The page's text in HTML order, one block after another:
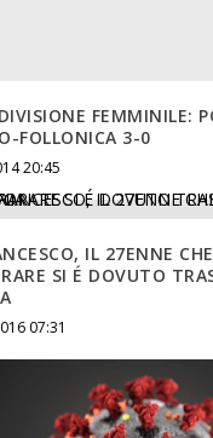
FEMMINILE:
FOLLONICA 3-0
20:45
IL 27ENNE
SI É DOVUTO
07:31